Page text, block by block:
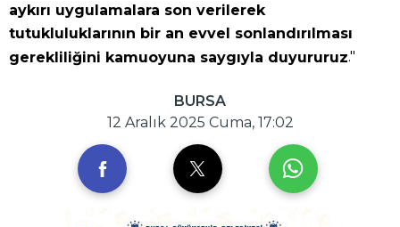
aykırı uygulamalara son verilerek
tutukluluklarının bir an evvel sonlandırılması
gerekliliğini kamuoyuna saygıyla duyururuz."
BURSA
12 Aralık 2025 Cuma, 17:02